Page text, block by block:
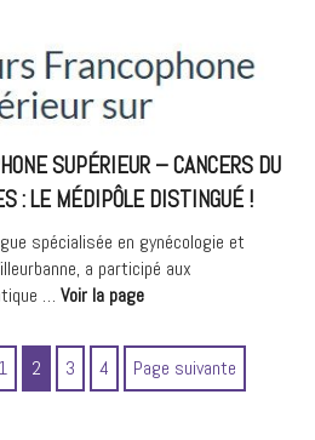
SUPÉRIEUR – CANCERS DU
: LE MÉDIPÔLE DISTINGUÉ !
spécialisée en gynécologie et
a participé aux
… Voir la page« 19ème
Francophone
supérieur
–
Page
1 Page
2 Page
3 Page
4 Page suivante